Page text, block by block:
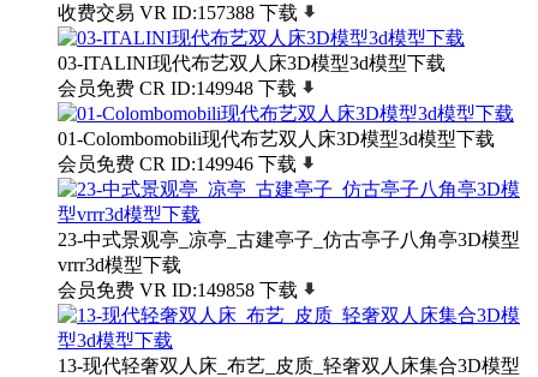
收费交易 VR ID:157388 下载
03-ITALINI现代布艺双人床3D模型3d模型下载
会员免费 CR ID:149948 下载
01-Colombomobili现代布艺双人床3D模型3d模型下载
会员免费 CR ID:149946 下载
23-中式景观亭_凉亭_古建亭子_仿古亭子八角亭3D模型
vrrr3d模型下载
会员免费 VR ID:149858 下载
13-现代轻奢双人床_布艺_皮质_轻奢双人床集合3D模型